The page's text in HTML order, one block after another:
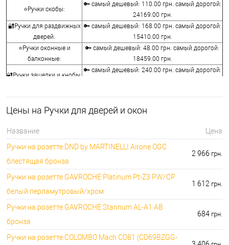
⭐Ручки скобы:
🔑 самый дешевый: 110.00 грн. самый дорогой:
24169.00 грн.
🔐Ручки для раздвижных
дверей:
🔑 самый дешевый: 168.00 грн. самый дорогой:
15410.00 грн.
⭐Ручки оконные и
балконные:
🔑 самый дешевый: 48.00 грн. самый дорогой:
18459.00 грн.
🔐Ручки защелки и кнобы:
🔑 самый дешевый: 240.00 грн. самый дорогой:
🔐Накладки на
🔑 самый дешевый: 76.00 грн. самый дорогой:
⭐Аксессуары для ручек:
🔑 самый дешевый: 50.00 грн. самый дорогой:
1442.00 грн.
Цены на Ручки для дверей и окон
Название
Цена
Ручки на розетте DND by MARTINELLI Aironе OGC
блестящая бронза
2 966 грн.
Ручки на розетте GAVROCHE Platinum Pt-Z3 PW/CP
белый перламутровый/хром
1 612 грн.
Ручки на розетте GAVROCHE Stannum AL-A1 AB
бронза
684 грн.
Ручки на розетте COLOMBO Mach CD81 (CD69BZGG-